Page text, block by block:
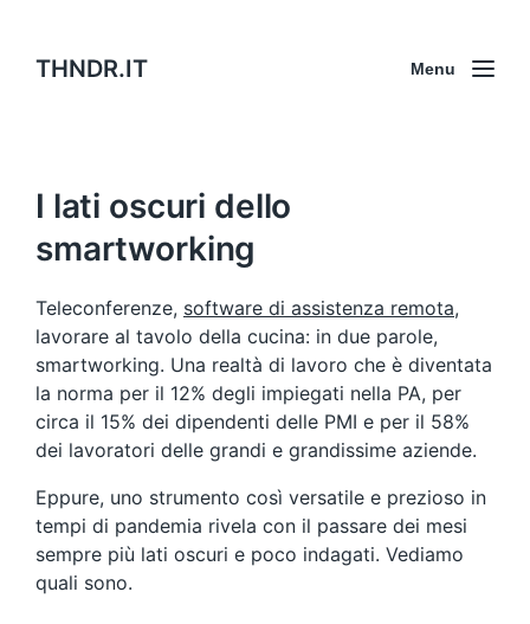
THNDR.IT Menu
I lati oscuri dello
smartworking
Teleconferenze, software di assistenza remota,
lavorare al tavolo della cucina: in due parole,
smartworking. Una realtà di lavoro che è diventata
la norma per il 12% degli impiegati nella PA, per
circa il 15% dei dipendenti delle PMI e per il 58%
dei lavoratori delle grandi e grandissime aziende.
Eppure, uno strumento così versatile e prezioso in
tempi di pandemia rivela con il passare dei mesi
sempre più lati oscuri e poco indagati. Vediamo
quali sono.